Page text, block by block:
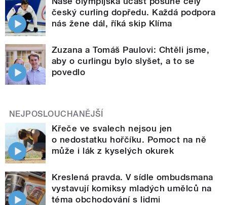
český curling dopředu. Každá podpora
nás žene dál, říká skip Klíma
Zuzana a Tomáš Paulovi: Chtěli jsme,
aby o curlingu bylo slyšet, a to se
povedlo
NEJPOSLOUCHANĚJŠÍ
Křeče ve svalech nejsou jen
o nedostatku hořčíku. Pomoct na ně
může i lák z kyselých okurek
Kreslená pravda. V sídle ombudsmana
vystavují komiksy mladých umělců na
téma obchodování s lidmi